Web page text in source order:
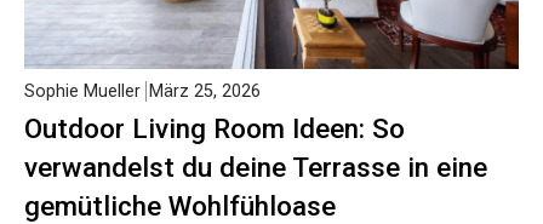
Outdoor Living Room Ideen: So
verwandelst du deine Terrasse in eine
gemütliche Wohlfühloase
Sophie Mueller März 25, 2026